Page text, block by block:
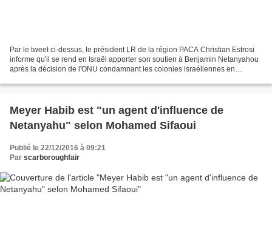
Par le tweet ci-dessus, le président LR de la région PACA Christian Estrosi
informe qu'il se rend en Israël apporter son soutien à Benjamin Netanyahou
après la décision de l'ONU condamnant les colonies israéliennes en
Meyer Habib est "un agent d'influence de
Netanyahu" selon Mohamed Sifaoui
Publié le 22/12/2016 à 09:21
Par scarboroughfair